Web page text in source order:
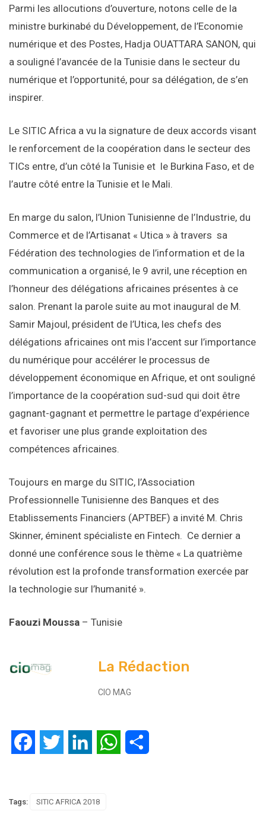
Parmi les allocutions d’ouverture, notons celle de la
ministre burkinabé du Développement, de l’Economie
numérique et des Postes, Hadja OUATTARA SANON, qui
a souligné l’avancée de la Tunisie dans le secteur du
numérique et l’opportunité, pour sa délégation, de s’en
inspirer.
Le SITIC Africa a vu la signature de deux accords visant
le renforcement de la coopération dans le secteur des
TICs entre, d’un côté la Tunisie et le Burkina Faso, et de
l’autre côté entre la Tunisie et le Mali.
En marge du salon, l’Union Tunisienne de l’Industrie, du
Commerce et de l’Artisanat « Utica » à travers sa
Fédération des technologies de l’information et de la
communication a organisé, le 9 avril, une réception en
l’honneur des délégations africaines présentes à ce
salon. Prenant la parole suite au mot inaugural de M.
Samir Majoul, président de l’Utica, les chefs des
délégations africaines ont mis l’accent sur l’importance
du numérique pour accélérer le processus de
développement économique en Afrique, et ont souligné
l’importance de la coopération sud-sud qui doit être
gagnant-gagnant et permettre le partage d’expérience
et favoriser une plus grande exploitation des
compétences africaines.
Toujours en marge du SITIC, l’Association
Professionnelle Tunisienne des Banques et des
Etablissements Financiers (APTBEF) a invité M. Chris
Skinner, éminent spécialiste en Fintech. Ce dernier a
donné une conférence sous le thème « La quatrième
révolution est la profonde transformation exercée par
la technologie sur l’humanité ».
Faouzi Moussa – Tunisie
La Rédaction
CIO MAG
FacebookTwitter LinkedIn WhatsApp
Tags: SITIC AFRICA 2018